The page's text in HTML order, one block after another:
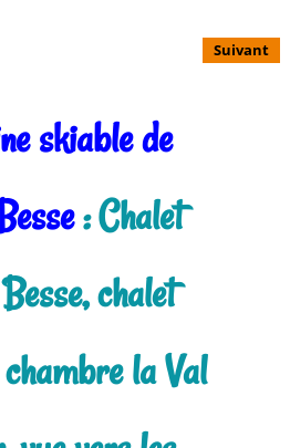
Suivant
skiable de
: Chalet
chalet
la Val